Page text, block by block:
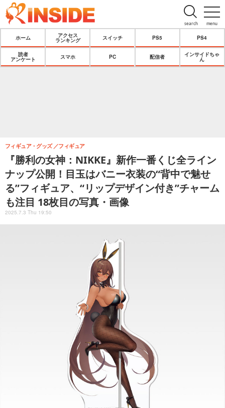
menu
search
ホーム
アクセス
ランキング
スイッチ PS5 PS4
読者
アンケート
スマホ PC 配信者
インサイドちゃ
ん
『勝利の女神：NIKKE』新作一番くじ全ライン
ナップ公開！目玉はバニー衣装の“背中で魅せ
る”フィギュア、“リップデザイン付き”チャーム
も注目 18枚目の写真・画像
フィギュア・グッズ フィギュア
2025.7.3 Thu 19:50